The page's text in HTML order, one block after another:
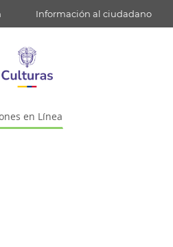
Información al ciudadano
en Línea